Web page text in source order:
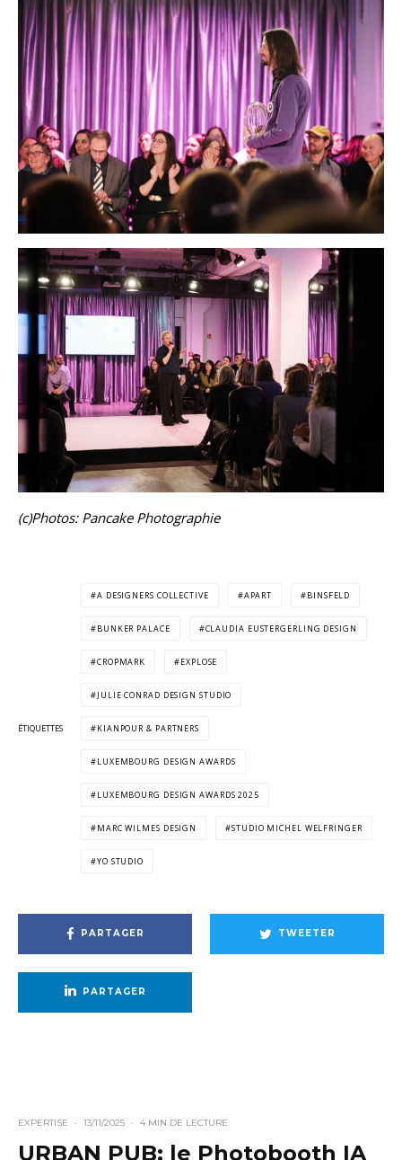
(c)Photos: Pancake Photographie
ÉTIQUETTES
A DESIGNERS COLLECTIVE APART BINSFELD
BUNKER PALACE CLAUDIA EUSTERGERLING DESIGN
CROPMARK EXPLOSE
JULIE CONRAD DESIGN STUDIO
KIANPOUR & PARTNERS
LUXEMBOURG DESIGN AWARDS
LUXEMBOURG DESIGN AWARDS 2025
MARC WILMES DESIGN STUDIO MICHEL WELFRINGER
YO STUDIO
PARTAGER TWEETER
PARTAGER
EXPERTISE · 13/11/2025 · 4 MIN DE LECTURE
URBAN PUB: le Photobooth IA